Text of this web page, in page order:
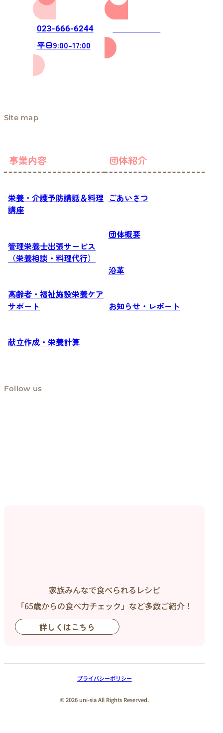
023-666-6244
平日9:00-17:00
Site map
事業内容
栄養・介護予防講話＆料理
講座
管理栄養士出張サービス
（栄養相談・料理代行）
高齢者・福祉施設栄養ケア
サポート
献立作成・栄養計算
団体紹介
ごあいさつ
団体概要
沿革
お知らせ・レポート
Follow us
家族みんなで食べられるレシピ
「65歳からの食べ力チェック」など多数ご紹介！
詳しくはこちら
プライバシーポリシー
© 2026 uni-sia All Rights Reserved.